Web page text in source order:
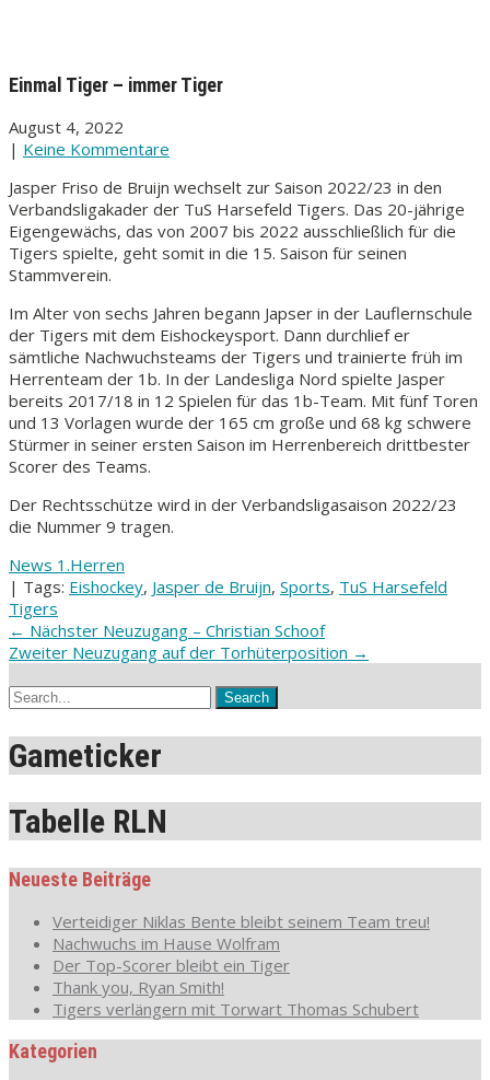
Einmal Tiger – immer Tiger
August 4, 2022
| Keine Kommentare
Jasper Friso de Bruijn wechselt zur Saison 2022/23 in den
Verbandsligakader der TuS Harsefeld Tigers. Das 20-jährige
Eigengewächs, das von 2007 bis 2022 ausschließlich für die
Tigers spielte, geht somit in die 15. Saison für seinen
Stammverein.
Im Alter von sechs Jahren begann Japser in der Lauflernschule
der Tigers mit dem Eishockeysport. Dann durchlief er
sämtliche Nachwuchsteams der Tigers und trainierte früh im
Herrenteam der 1b. In der Landesliga Nord spielte Jasper
bereits 2017/18 in 12 Spielen für das 1b-Team. Mit fünf Toren
und 13 Vorlagen wurde der 165 cm große und 68 kg schwere
Stürmer in seiner ersten Saison im Herrenbereich drittbester
Scorer des Teams.
Der Rechtsschütze wird in der Verbandsligasaison 2022/23
die Nummer 9 tragen.
News 1.Herren
| Tags: Eishockey, Jasper de Bruijn, Sports, TuS Harsefeld
Tigers
Post
navigation
← Nächster Neuzugang – Christian Schoof
Zweiter Neuzugang auf der Torhüterposition →
Gameticker
Tabelle RLN
Neueste Beiträge
Verteidiger Niklas Bente bleibt seinem Team treu!
Nachwuchs im Hause Wolfram
Der Top-Scorer bleibt ein Tiger
Thank you, Ryan Smith!
Tigers verlängern mit Torwart Thomas Schubert
Kategorien